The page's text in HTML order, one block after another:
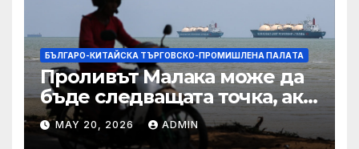
БЪЛГАРО-КИТАЙСКА ТЪРГОВСКО-ПРОМИШЛЕНА ПАЛAТА
Проливът Малака може да
бъде следващата точка, ако
Азия не внимава
MAY 20, 2026 ADMIN